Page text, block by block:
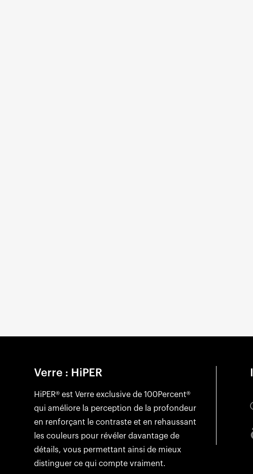
Verre : HiPER
HiPER® est Verre exclusive de 100Percent®
qui améliore la perception de la profondeur
en renforçant le contraste et en rehaussant
les couleurs pour révéler davantage de
détails, vous permettant ainsi de mieux
distinguer ce qui compte vraiment.